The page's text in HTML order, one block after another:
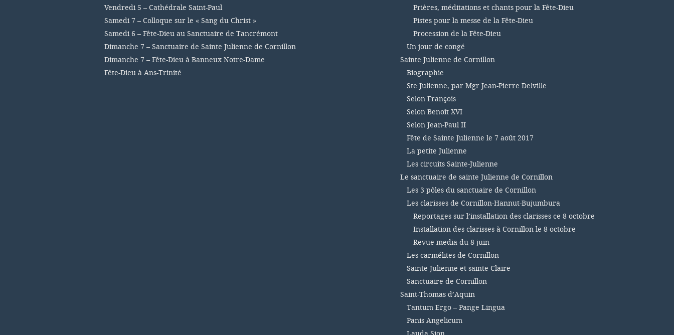
Vendredi 5 – Cathédrale Saint-Paul
Samedi 7 – Colloque sur le « Sang du Christ »
Samedi 6 – Fête-Dieu au Sanctuaire de Tancrémont
Dimanche 7 – Sanctuaire de Sainte Julienne de Cornillon
Dimanche 7 – Fête-Dieu à Banneux Notre-Dame
Fête-Dieu à Ans-Trinité
Prières, méditations et chants pour la Fête-Dieu
Pistes pour la messe de la Fête-Dieu
Procession de la Fête-Dieu
Un jour de congé
Sainte Julienne de Cornillon
Biographie
Ste Julienne, par Mgr Jean-Pierre Delville
Selon François
Selon Benoît XVI
Selon Jean-Paul II
Fête de Sainte Julienne le 7 août 2017
La petite Julienne
Les circuits Sainte-Julienne
Le sanctuaire de sainte Julienne de Cornillon
Les 3 pôles du sanctuaire de Cornillon
Les clarisses de Cornillon-Hannut-Bujumbura
Reportages sur l’installation des clarisses ce 8 octobre
Installation des clarisses à Cornillon le 8 octobre
Revue media du 8 juin
Les carmélites de Cornillon
Sainte Julienne et sainte Claire
Sanctuaire de Cornillon
Saint-Thomas d’Aquin
Tantum Ergo – Pange Lingua
Panis Angelicum